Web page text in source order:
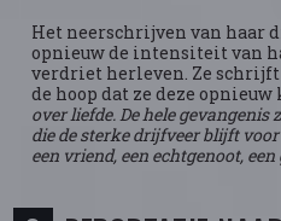
Het neerschrijven van haar
opnieuw de intensiteit van
verdriet herleven. Ze
de hoop dat ze deze
over liefde. De hele gevangenis
die de sterke drijfveer blijft
een vriend, een echtgenoot, een